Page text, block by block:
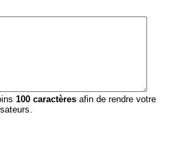
100 caractères afin de rendre votre